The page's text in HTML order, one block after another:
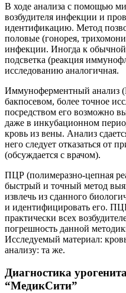
В ходе анализа с помощью
возбудителя инфекции и
идентификацию. Метод
половые (гонорея,
инфекции. Иногда к обычной
подсветка (реакция
исследованию аналогичная.
Иммуноферментный анализ
бакпосевом, более точное
посредством его возможно
даже в инкубационном
кровь из вены. Анализ
него следует отказаться от
(обсуждается с врачом).
ПЦР (полимеразно-цепная
быстрый и точный метод
извлечь из сданного
и идентифицировать его.
практически всех
погрешность данной
Исследуемый материал:
анализу: та же.
Диагностика
“МедикСити”